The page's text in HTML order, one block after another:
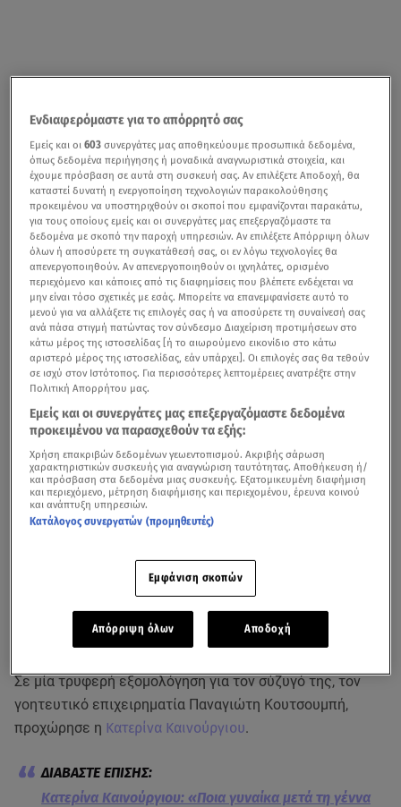
Σε μία τρυφερή εξομολόγηση για τον σύζυγό της, τον
γοητευτικό επιχειρηματία Παναγιώτη Κουτσουμπή,
προχώρησε η Κατερίνα Καινούργιου.
Κατερίνα Καινούργιου: «Ποια γυναίκα μετά τη γέννα
Ενδιαφερόμαστε για το απόρρητό σας
Εμείς και οι603 συνεργάτες μας αποθηκεύουμε προσωπικά δεδομένα,
όπως δεδομένα περιήγησης ή μοναδικά αναγνωριστικά στοιχεία, και
έχουμε πρόσβαση σε αυτά στη συσκευή σας. Αν επιλέξετε Αποδοχή, θα
καταστεί δυνατή η ενεργοποίηση τεχνολογιών παρακολούθησης
προκειμένου να υποστηριχθούν οι σκοποί που εμφανίζονται παρακάτω,
για τους οποίους εμείς και οι συνεργάτες μας επεξεργαζόμαστε τα
δεδομένα με σκοπό την παροχή υπηρεσιών. Αν επιλέξετε Απόρριψη όλων
όλων ή αποσύρετε τη συγκατάθεσή σας, οι εν λόγω τεχνολογίες θα
απενεργοποιηθούν. Αν απενεργοποιηθούν οι ιχνηλάτες, ορισμένο
περιεχόμενο και κάποιες από τις διαφημίσεις που βλέπετε ενδέχεται να
μην είναι τόσο σχετικές με εσάς. Μπορείτε να επανεμφανίσετε αυτό το
μενού για να αλλάξετε τις επιλογές σας ή να αποσύρετε τη συναίνεσή σας
ανά πάσα στιγμή πατώντας τον σύνδεσμο Διαχείριση προτιμήσεων στο
κάτω μέρος της ιστοσελίδας [ή το αιωρούμενο εικονίδιο στο κάτω
αριστερό μέρος της ιστοσελίδας, εάν υπάρχει]. Οι επιλογές σας θα τεθούν
σε ισχύ στον Ιστότοπος. Για περισσότερες λεπτομέρειες ανατρέξτε στην
Πολιτική Απορρήτου μας.
Εμείς και οι συνεργάτες μας επεξεργαζόμαστε δεδομένα
προκειμένου να παρασχεθούν τα εξής:
Χρήση επακριβών δεδομένων γεωεντοπισμού. Ακριβής σάρωση
χαρακτηριστικών συσκευής για αναγνώριση ταυτότητας. Αποθήκευση ή/
και πρόσβαση στα δεδομένα μιας συσκευής. Εξατομικευμένη διαφήμιση
και περιεχόμενο, μέτρηση διαφήμισης και περιεχομένου, έρευνα κοινού
και ανάπτυξη υπηρεσιών.
Κατάλογος συνεργατών (προμηθευτές)
Εμφάνιση σκοπών
Απόρριψη όλων Αποδοχή